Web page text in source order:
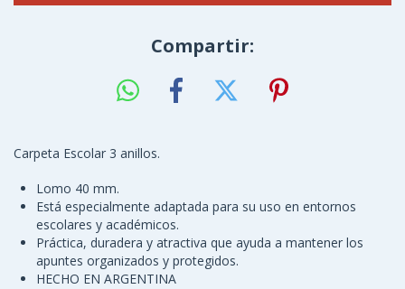
Compartir:
Carpeta Escolar 3 anillos.
Lomo 40 mm.
Está especialmente adaptada para su uso en entornos
escolares y académicos.
Práctica, duradera y atractiva que ayuda a mantener los
apuntes organizados y protegidos.
HECHO EN ARGENTINA